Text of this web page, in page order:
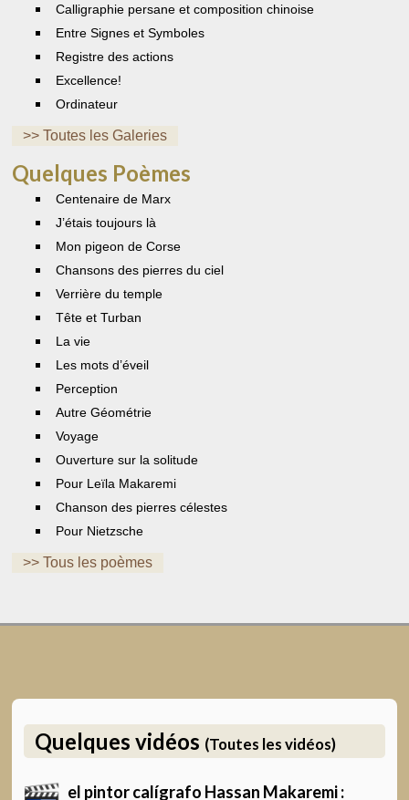
Calligraphie persane et composition chinoise
Entre Signes et Symboles
Registre des actions
Excellence!
Ordinateur
>> Toutes les Galeries
Quelques Poèmes
Centenaire de Marx
J’étais toujours là
Mon pigeon de Corse
Chansons des pierres du ciel
Verrière du temple
Tête et Turban
La vie
Les mots d’éveil
Perception
Autre Géométrie
Voyage
Ouverture sur la solitude
Pour Leïla Makaremi
Chanson des pierres célestes
Pour Nietzsche
>> Tous les poèmes
Quelques vidéos (Toutes les vidéos)
el pintor calígrafo Hassan Makaremi :